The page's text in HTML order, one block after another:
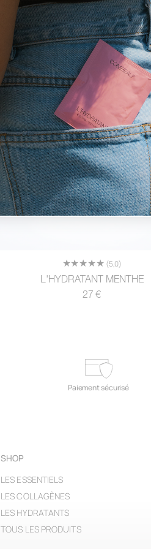
(5,0)
L'HYDRATANT MENTHE
Prix
27 €
Paiement sécurisé
SHOP
LES ESSENTIELS
LES COLLAGÈNES
LES HYDRATANTS
TOUS LES PRODUITS